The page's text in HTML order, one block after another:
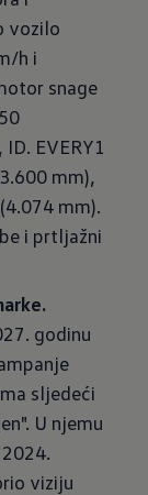
vozilo
h i
snage
EVERY1
mm),
mm).
i prtljažni
godinu
sljedeći
U njemu
viziju